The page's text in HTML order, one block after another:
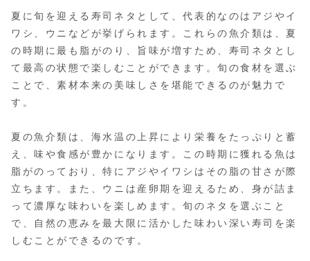
夏に旬を迎える寿司ネタとして、代表的なのはアジやイ
ワシ、ウニなどが挙げられます。これらの魚介類は、夏
の時期に最も脂がのり、旨味が増すため、寿司ネタとし
て最高の状態で楽しむことができます。旬の食材を選ぶ
ことで、素材本来の美味しさを堪能できるのが魅力で
す。
夏の魚介類は、海水温の上昇により栄養をたっぷりと蓄
え、味や食感が豊かになります。この時期に獲れる魚は
脂がのっており、特にアジやイワシはその脂の甘さが際
立ちます。また、ウニは産卵期を迎えるため、身が詰ま
って濃厚な味わいを楽しめます。旬のネタを選ぶこと
で、自然の恵みを最大限に活かした味わい深い寿司を楽
しむことができるのです。